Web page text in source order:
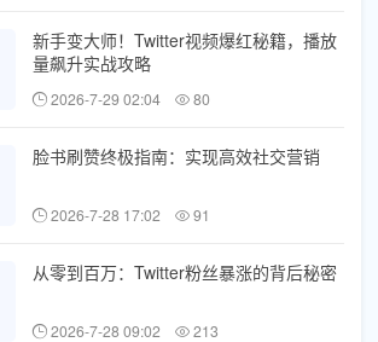
新手变大师！Twitter视频爆红秘籍，播放
量飙升实战攻略
2026-7-29 02:04 80
脸书刷赞终极指南：实现高效社交营销
2026-7-28 17:02 91
从零到百万：Twitter粉丝暴涨的背后秘密
2026-7-28 09:02 213